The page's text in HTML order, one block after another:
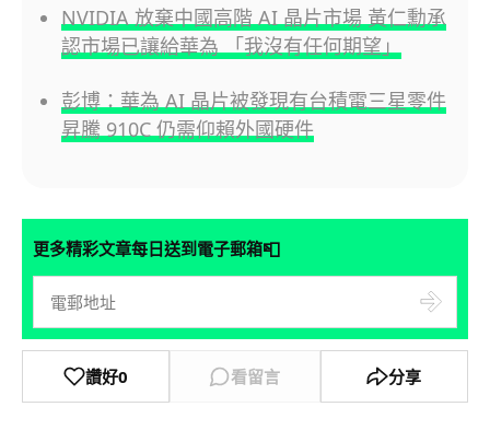
NVIDIA 放棄中國高階 AI 晶片市場 黃仁勳承
認市場已讓給華為 「我沒有任何期望」
彭博：華為 AI 晶片被發現有台積電三星零件
昇騰 910C 仍需仰賴外國硬件
更多精彩文章每日送到電子郵箱📮
讚好0 看留言 分享